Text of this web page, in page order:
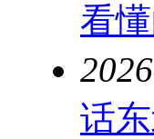
看
话